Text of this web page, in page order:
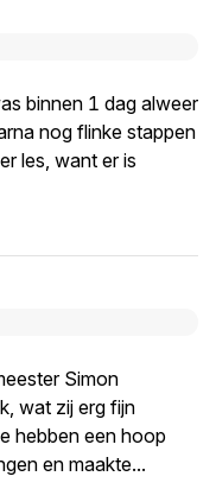
binnen 1 dag alweer
nog flinke stappen
les, want er is
Simon
wat zij erg fijn
hebben een hoop
en maakte...